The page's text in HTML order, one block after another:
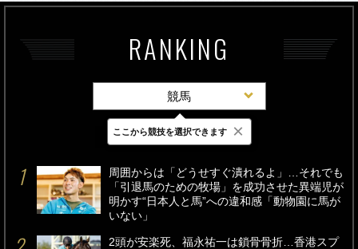
RANKING
競馬
最新 24時間 週間
周囲からは「どうせすぐ潰れるよ」…それでも
「引退馬のための牧場」を成功させた異端児が
明かす“日本人と馬”への違和感「動物園に馬が
いない」
2頭が安楽死、福永祐一は鎖骨骨折…香港スプ
ここから競技を選択できます ×